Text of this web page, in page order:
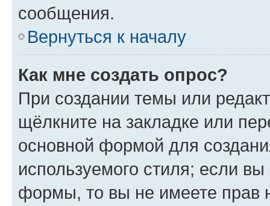
сообщения.
Вернуться к началу
Как мне создать опрос?
При создании темы или
щёлкните на закладке или
основной формой для
используемого стиля; если
формы, то вы не имеете прав